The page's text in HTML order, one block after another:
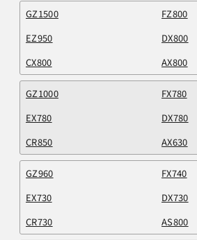
GZ1500
FZ800
EZ950
DX800
CX800
AX800
GZ1000
FX780
EX780
DX780
CR850
AX630
GZ960
FX740
EX730
DX730
CR730
AS800